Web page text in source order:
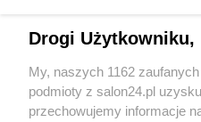
Sport
Społeczeństwo
Drogi Użytkowniku,
My, naszych 1162
podmioty z salon24.pl
przechowujemy informacje